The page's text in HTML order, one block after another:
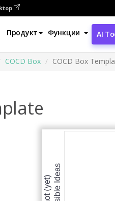
Продукт Функции AI
COCD Box COCD Box